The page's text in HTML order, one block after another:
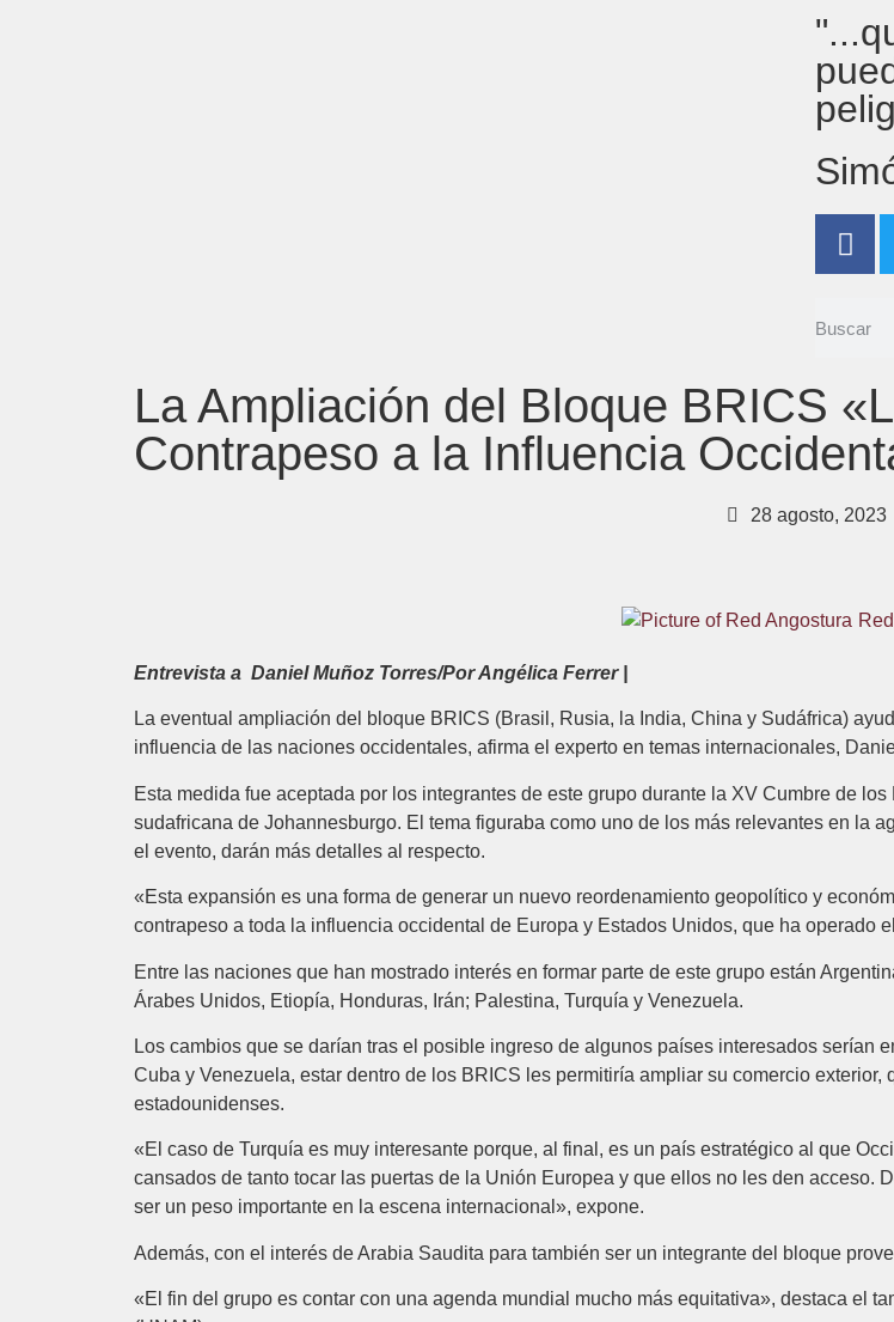
La Ampliación del Bloque BRICS
Contrapeso a la Influencia
28 agosto, 2023
Entrevista a Daniel Muñoz Torres/Por Angélica Ferrer |
La eventual ampliación del bloque BRICS (Brasil, Rusia, la India, China y Sudáfrica)
influencia de las naciones occidentales, afirma el experto en temas internacionales,
Esta medida fue aceptada por los integrantes de este grupo durante la XV Cumbre de
sudafricana de Johannesburgo. El tema figuraba como uno de los más relevantes en la
el evento, darán más detalles al respecto.
«Esta expansión es una forma de generar un nuevo reordenamiento geopolítico y
contrapeso a toda la influencia occidental de Europa y Estados Unidos, que ha operado
Entre las naciones que han mostrado interés en formar parte de este grupo están
Árabes Unidos, Etiopía, Honduras, Irán; Palestina, Turquía y Venezuela.
Los cambios que se darían tras el posible ingreso de algunos países interesados serían
Cuba y Venezuela, estar dentro de los BRICS les permitiría ampliar su comercio
estadounidenses.
«El caso de Turquía es muy interesante porque, al final, es un país estratégico al que
cansados de tanto tocar las puertas de la Unión Europea y que ellos no les den
ser un peso importante en la escena internacional», expone.
Además, con el interés de Arabia Saudita para también ser un integrante del bloque
«El fin del grupo es contar con una agenda mundial mucho más equitativa», destaca el